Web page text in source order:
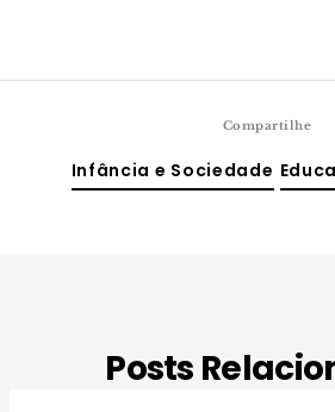
Compartilhe
Infância e Sociedade
Posts